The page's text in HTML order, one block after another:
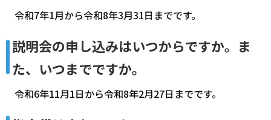
令和7年1月から令和8年3月31日までです。
説明会の申し込みはいつからですか。ま
た、いつまでですか。
令和6年11月1日から令和8年2月27日までです。